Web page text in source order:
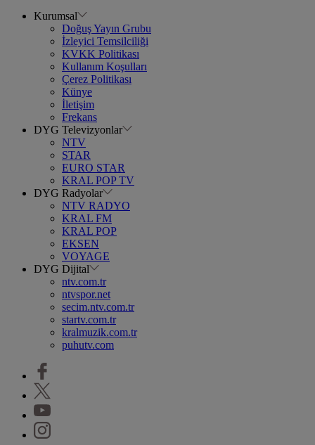
Kurumsal
Doğuş Yayın Grubu
İzleyici Temsilciliği
KVKK Politikası
Kullanım Koşulları
Çerez Politikası
Künye
İletişim
Frekans
DYG Televizyonlar
NTV
STAR
EURO STAR
KRAL POP TV
DYG Radyolar
NTV RADYO
KRAL FM
KRAL POP
EKSEN
VOYAGE
DYG Dijital
ntv.com.tr
ntvspor.net
secim.ntv.com.tr
startv.com.tr
kralmuzik.com.tr
puhutv.com